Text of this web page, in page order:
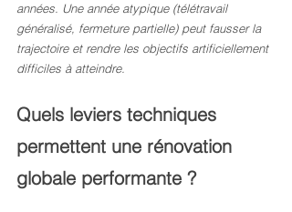
années. Une année atypique (télétravail
généralisé, fermeture partielle) peut fausser la
trajectoire et rendre les objectifs artificiellement
difficiles à atteindre.
Quels leviers techniques
permettent une rénovation
globale performante ?